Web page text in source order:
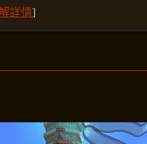
詳情]